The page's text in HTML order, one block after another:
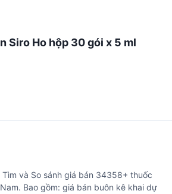
Siro Ho hộp 30 gói x 5 ml
Tìm và So sánh giá bán 34358+ thuốc
Bao gồm: giá bán buôn kê khai dự